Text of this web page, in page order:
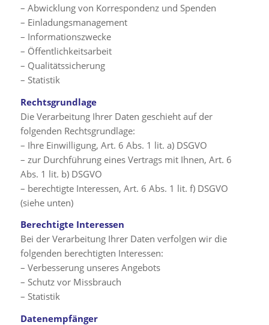
– Abwicklung von Korrespondenz und Spenden
– Einladungsmanagement
– Informationszwecke
– Öffentlichkeitsarbeit
– Qualitätssicherung
– Statistik
Rechtsgrundlage
Die Verarbeitung Ihrer Daten geschieht auf der
folgenden Rechtsgrundlage:
– Ihre Einwilligung, Art. 6 Abs. 1 lit. a) DSGVO
– zur Durchführung eines Vertrags mit Ihnen, Art. 6
Abs. 1 lit. b) DSGVO
– berechtigte Interessen, Art. 6 Abs. 1 lit. f) DSGVO
(siehe unten)
Berechtigte Interessen
Bei der Verarbeitung Ihrer Daten verfolgen wir die
folgenden berechtigten Interessen:
– Verbesserung unseres Angebots
– Schutz vor Missbrauch
– Statistik
Datenempfänger